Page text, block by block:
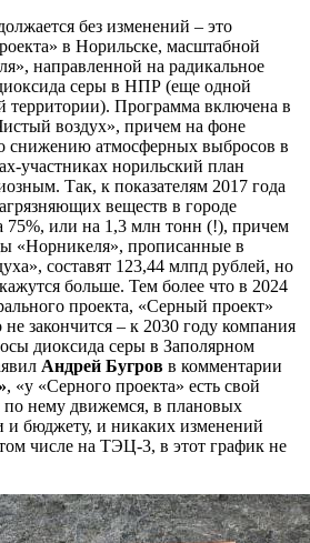
без изменений – это
в Норильске, масштабной
направленной на радикальное
серы в НПР (еще одной
территории). Программа включена в
воздух», причем на фоне
снижению атмосферных выбросов в
участниках норильский план
Так, к показателям 2017 года
веществ в городе
75%, или на 1,3 млн тонн (!), причем
«Норникеля», прописанные в
составят 123,44 млпд рублей, но
больше. Тем более что в 2024
проекта, «Серный проект»
закончится – к 2030 году компания
диоксида серы в Заполярном
Андрей Бугров в комментарии
, «у «Серного проекта» есть свой
нему движемся, в плановых
и бюджету, и никаких изменений
числе на ТЭЦ-3, в этот график не